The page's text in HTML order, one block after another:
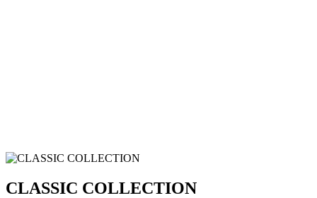
CLASSIC COLLECTION